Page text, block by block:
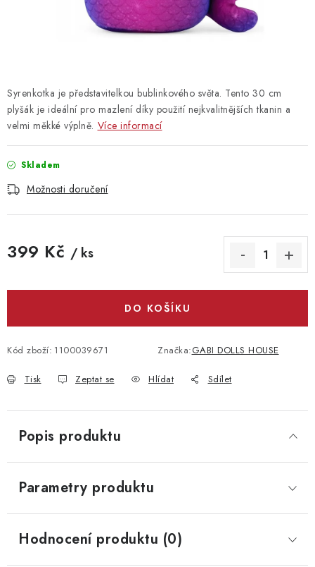
Syrenkotka je představitelkou bublinkového světa. Tento 30 cm
plyšák je ideální pro mazlení díky použití nejkvalitnějších tkanin a
velmi měkké výplně. Více informací
Skladem
Možnosti doručení
399 Kč / ks
DO KOŠÍKU
Kód zboží: 1100039671 Značka:GABI DOLLS HOUSE
Tisk Zeptat se Hlídat Sdílet
Popis produktu
Parametry produktu
Hodnocení produktu (0)